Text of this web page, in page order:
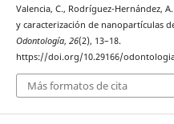
Valencia, C., Rodríguez-Hernández,
y caracterización de nanopartículas
Odontología, 26(2), 13–18.
https://doi.org/10.29166/
Más formatos de cita